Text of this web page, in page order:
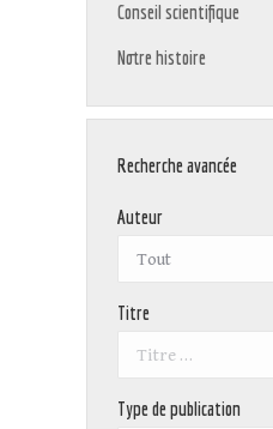
Conseil scientifique
Notre histoire
Recherche avancée
Auteur
Titre
Type de publication